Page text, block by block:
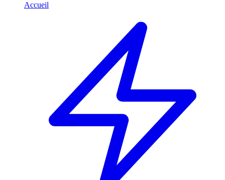
Accueil